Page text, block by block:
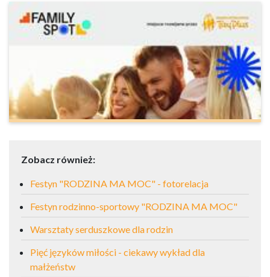
Zobacz również:
Festyn "RODZINA MA MOC" - fotorelacja
Festyn rodzinno-sportowy "RODZINA MA MOC"
Warsztaty serduszkowe dla rodzin
Pięć języków miłości - ciekawy wykład dla
małżeństw